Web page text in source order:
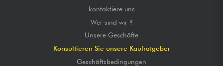
kontaktiere uns
Wer sind wir ?
Unsere Geschäfte
Konsultieren Sie unsere Kaufratgeber
Geschäftsbedingungen